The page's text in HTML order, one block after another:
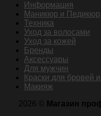
Информация
Маникюр и Педикюр
Техника
Уход за волосами
Уход за кожей
Бренды
Аксессуары
Для мужчин
Краски для бровей
Макияж
2026 ©
Магазин